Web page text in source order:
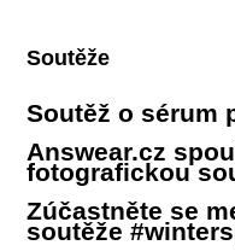
Soutěže
Soutěž o sérum
Answear.cz
fotografickou
Zúčastněte se
soutěže